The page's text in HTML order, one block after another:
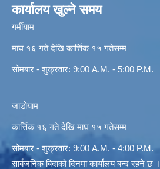
कार्यालय खुल्ने समय
गर्मीयाम
माघ १६ गते देखि कार्त्तिक १५ गतेसम्म
सोमबार - शुक्रवार: 9:00 A.M. - 5:00 P.M.
जाडोयाम
कार्त्तिक १६ गते देखि माघ १५ गतेसम्म
सोमबार - शुक्रवार: 9:00 A.M. - 4:00 P.M.
सार्बजनिक बिदाको दिनमा कार्यालय बन्द रहने छ ।